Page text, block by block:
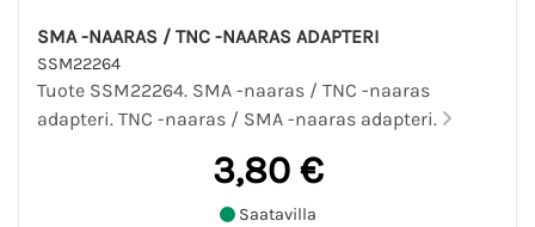
SMA -NAARAS / TNC -NAARAS ADAPTERI
SSM22264
Tuote SSM22264. SMA -naaras / TNC -naaras
adapteri. TNC -naaras / SMA -naaras adapteri.
3,80 €
Saatavilla